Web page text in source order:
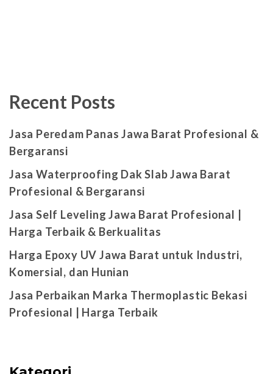
Recent Posts
Jasa Peredam Panas Jawa Barat Profesional &
Bergaransi
Jasa Waterproofing Dak Slab Jawa Barat
Profesional & Bergaransi
Jasa Self Leveling Jawa Barat Profesional |
Harga Terbaik & Berkualitas
Harga Epoxy UV Jawa Barat untuk Industri,
Komersial, dan Hunian
Jasa Perbaikan Marka Thermoplastic Bekasi
Profesional | Harga Terbaik